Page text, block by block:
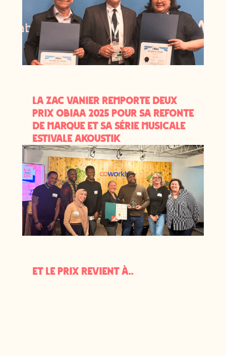
La ZAC Vanier remporte deux
prix OBIAA 2025 pour sa refonte
de marque et sa série musicale
estivale Akoustik
Et le prix revient à..